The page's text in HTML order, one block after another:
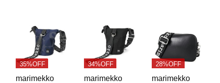
35%OFF
marimekko
34%OFF
marimekko
28%OFF
marimekko